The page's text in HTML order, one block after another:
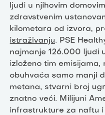
ljudi u njihovim
zdravstvenim
kilometara od izvora,
istraživanju. PSE
najmanje 126.000 ljudi
izloženo tim
obuhvaća samo manji
metana, stvarni broj
znatno veći. Milijuni
infrastrukture za naftu i